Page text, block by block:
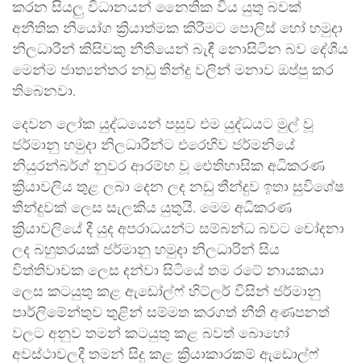
කරන සියලු විධානයන් නෛතික විය යුතු බවක්
අනීතික නියෝග ක්‍රියාත්මක කිරීමට පොලිස් හෝ හමුදා
නිලධාරීන් කිසිවකු නීතියෙන් බැඳී නොසිටින බව දේශීය
මෙන්ම ජාත්‍යන්තර නඩු තීන්දු වලින් මනාව ඔප්පු කර
තිබෙනවා.
දෙවන ලෝක යුද්ධයෙන් පසුව එම යුද්ධයට මුල් වූ
ජර්මානු හමුදා නිලධාරීන්ට එරෙහිව ජර්මනියේ
නියුරන්බර්ග් නුවර ආරම්භ වූ ඓතිහාසික අධිකරණ
ක්‍රියාවලිය තුළ ලබා දෙන ලද නඩු තීන්දුව ඉතා සුවිශේෂ
තීන්දුවක් ලෙස සැලකිය යුතුයි. මෙම අධිකරණ
ක්‍රියාවලියේ දී යුද අපරාධයන්ට සම්බන්ධ බවට චෝදනා
ලද බහුතරයක් ජර්මානු හමුදා නිලධාරින් සිය
විත්තිවාචක ලෙස දන්වා සිටියේ තම රටේ නායකයා
ලෙස කටයුතු කළ ඇඩෝල්ෆ් හිට්ලර් විසින් ජර්මානු
පාර්ලිමේන්තුව තුළින් සම්මත කරගත් නීති අණපනත්
වලට අනුව තමන් කටයුතු කළ බවත් බොහෝ
අවස්ථාවලදී තමන් සිදු කළ ක්‍රියාකාරකම් ඇඩොල්ෆ්